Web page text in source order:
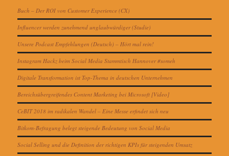
Buch – Der ROI von Customer Experience (CX)
Influencer werden zunehmend unglaubwürdiger (Studie)
Unsere Podcast Empfehlungen (Deutsch) – Hört mal rein!
Instagram Hackz beim Social Media Stammtisch Hannover #someh
Digitale Transformation ist Top-Thema in deutschen Unternehmen
Bereichsübergreifendes Content Marketing bei Microsoft [Video]
CeBIT 2018 im radikalen Wandel – Eine Messe erfindet sich neu
Bitkom-Befragung belegt steigende Bedeutung von Social Media
Social Selling und die Definition der richtigen KPIs für steigenden Umsatz